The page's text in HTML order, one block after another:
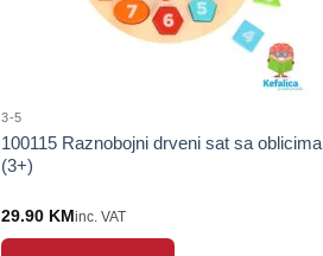
3-5
100115 Raznobojni drveni sat sa oblicima
(3+)
29.90 KMinc. VAT